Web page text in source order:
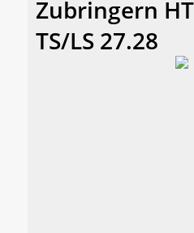
Zubringern
TS/LS 27.28